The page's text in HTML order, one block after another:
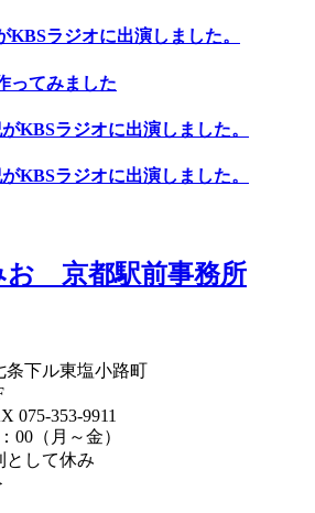
ラジオに出演しました。
ってみました
KBSラジオに出演しました。
KBSラジオに出演しました。
条下ル東塩小路町
075-353-9911
00（月～金）
として休み